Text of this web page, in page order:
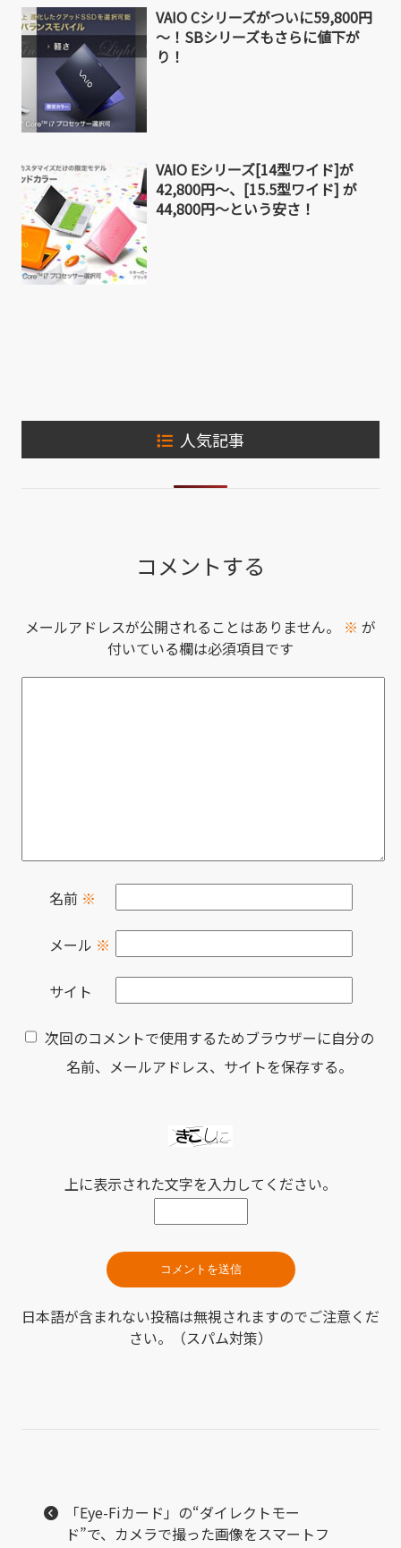
VAIO Cシリーズがついに59,800円
～！SBシリーズもさらに値下が
り！
VAIO Eシリーズ[14型ワイド]が
42,800円～、[15.5型ワイド] が
44,800円～という安さ！
人気記事
コメントする
メールアドレスが公開されることはありません。 ※ が
付いている欄は必須項目です
名前 ※
メール ※
サイト
次回のコメントで使用するためブラウザーに自分の
名前、メールアドレス、サイトを保存する。
上に表示された文字を入力してください。
日本語が含まれない投稿は無視されますのでご注意くだ
さい。（スパム対策）
「Eye-Fiカード」の“ダイレクトモー
ド”で、カメラで撮った画像をスマートフ